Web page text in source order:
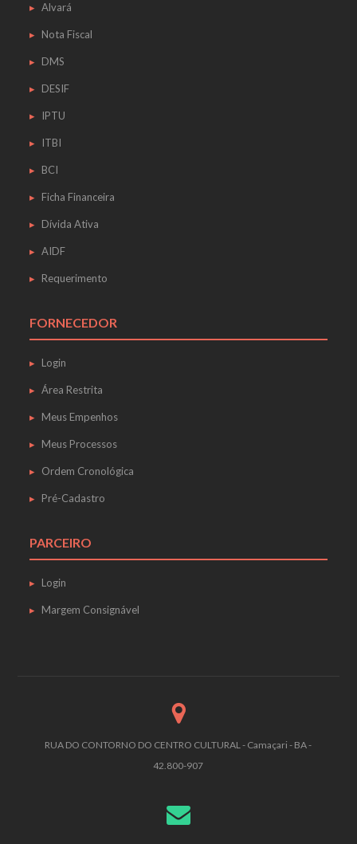
Alvará
Nota Fiscal
DMS
DESIF
IPTU
ITBI
BCI
Ficha Financeira
Dívida Ativa
AIDF
Requerimento
FORNECEDOR
Login
Área Restrita
Meus Empenhos
Meus Processos
Ordem Cronológica
Pré-Cadastro
PARCEIRO
Login
Margem Consignável
RUA DO CONTORNO DO CENTRO CULTURAL - Camaçari - BA -
42.800-907